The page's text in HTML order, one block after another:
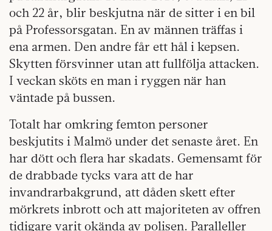
och 22 år, blir beskjutna när de sitter i en bil
på Professorsgatan. En av männen träffas i
ena armen. Den andre får ett hål i kepsen.
Skytten försvinner utan att fullfölja attacken.
I veckan sköts en man i ryggen när han
väntade på bussen.
Totalt har omkring femton personer
beskjutits i Malmö under det senaste året. En
har dött och flera har skadats. Gemensamt för
de drabbade tycks vara att de har
invandrarbakgrund, att dåden skett efter
mörkrets inbrott och att majoriteten av offren
tidigare varit okända av polisen. Paralleller